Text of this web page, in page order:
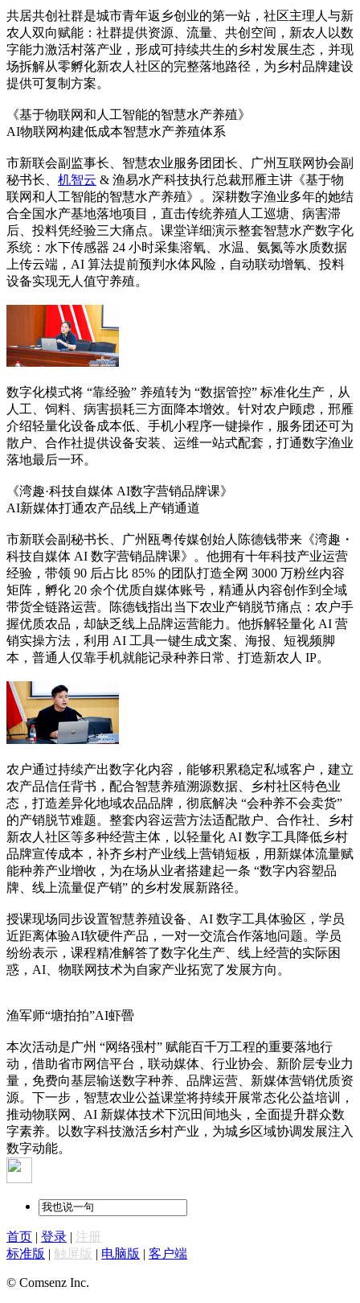
共居共创社群是城市青年返乡创业的第一站，社区主理人与新
农人双向赋能：社群提供资源、流量、共创空间，新农人以数
字能力激活村落产业，形成可持续共生的乡村发展生态，并现
场拆解从零孵化新农人社区的完整落地路径，为乡村品牌建设
提供可复制方案。
《基于物联网和人工智能的智慧水产养殖》
AI物联网构建低成本智慧水产养殖体系
市新联会副监事长、智慧农业服务团团长、广州互联网协会副
秘书长、 机智云 & 渔易水产科技执行总裁邢雁主讲《基于物
联网和人工智能的智慧水产养殖》。深耕数字渔业多年的她结
合全国水产基地落地项目，直击传统养殖人工巡塘、病害滞
后、投料凭经验三大痛点。课堂详细演示整套智慧水产数字化
系统：水下传感器 24 小时采集溶氧、水温、氨氮等水质数据
上传云端，AI 算法提前预判水体风险，自动联动增氧、投料
设备实现无人值守养殖。
数字化模式将 “靠经验” 养殖转为 “数据管控” 标准化生产，从
人工、饲料、病害损耗三方面降本增效。针对农户顾虑，邢雁
介绍轻量化设备成本低、手机小程序一键操作，服务团还可为
散户、合作社提供设备安装、运维一站式配套，打通数字渔业
落地最后一环。
《湾趣·科技自媒体 AI数字营销品牌课》
AI新媒体打通农产品线上产销通道
市新联会副秘书长、广州瓯粤传媒创始人陈德钱带来《湾趣・
科技自媒体 AI 数字营销品牌课》。他拥有十年科技产业运营
经验，带领 90 后占比 85% 的团队打造全网 3000 万粉丝内容
矩阵，孵化 20 余个优质自媒体账号，精通从内容创作到全域
带货全链路运营。陈德钱指出当下农业产销脱节痛点：农户手
握优质农品，却缺乏线上品牌运营能力。他拆解轻量化 AI 营
销实操方法，利用 AI 工具一键生成文案、海报、短视频脚
本，普通人仅靠手机就能记录种养日常、打造新农人 IP。
农户通过持续产出数字化内容，能够积累稳定私域客户，建立
农产品信任背书，配合智慧养殖溯源数据、乡村社区特色业
态，打造差异化地域农品品牌，彻底解决 “会种养不会卖货”
的产销脱节难题。整套内容运营方法适配散户、合作社、乡村
新农人社区等多种经营主体，以轻量化 AI 数字工具降低乡村
品牌宣传成本，补齐乡村产业线上营销短板，用新媒体流量赋
能种养产业增收，为在场从业者搭建起一条 “数字内容塑品
牌、线上流量促产销” 的乡村发展新路径。
授课现场同步设置智慧养殖设备、 AI 数字工具体验区，学员
近距离体验AI软硬件产品，一对一交流合作落地问题。学员
纷纷表示，课程精准解答了数字化生产、线上经营的实际困
惑，AI、物联网技术为自家产业拓宽了发展方向。
渔军师“塘拍拍”AI虾罾
本次活动是广州 “网络强村” 赋能百千万工程的重要落地行
动，借助省市网信平台，联动媒体、行业协会、新阶层专业力
量，免费向基层输送数字种养、品牌运营、新媒体营销优质资
源。下一步，智慧农业公益课堂将持续开展常态化公益培训，
推动物联网、AI 新媒体技术下沉田间地头，全面提升群众数
字素养。以数字科技激活乡村产业，为城乡区域协调发展注入
数字动能。
首页 | 登录 | 注册
标准版 | 触屏版 | 电脑版 | 客户端
© Comsenz Inc.